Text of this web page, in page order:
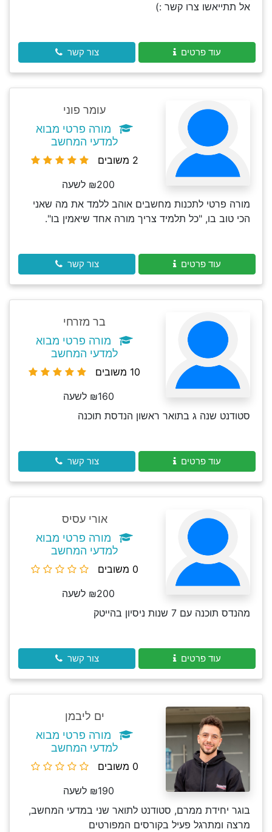
אל תתייאשו צרו קשר :)
עוד פרטים צור קשר
עומר פוני
מורה פרטי מבוא
למדעי המחשב
2 משובים
₪200 לשעה
מורה פרטי לתכנות מחשבים אוהב ללמד את מה שאני
הכי טוב בו, "כל תלמיד צריך מורה אחד שיאמין בו".
עוד פרטים צור קשר
בר מזרחי
מורה פרטי מבוא
למדעי המחשב
10 משובים
₪160 לשעה
סטודנט שנה ג בתואר ראשון הנדסת תוכנה
עוד פרטים צור קשר
אורי עסיס
מורה פרטי מבוא
למדעי המחשב
0 משובים
₪200 לשעה
מהנדס תוכנה עם 7 שנות ניסיון בהייטק
עוד פרטים צור קשר
ים ליבמן
מורה פרטי מבוא
למדעי המחשב
0 משובים
₪190 לשעה
בוגר יחידת ממרם, סטודנט לתואר שני במדעי המחשב,
מרצה ומתרגל פעיל בקורסים המפורטים